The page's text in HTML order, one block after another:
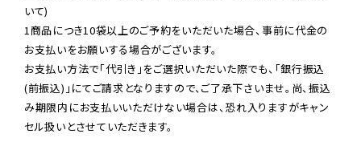
いて)
1商品につき10袋以上のご予約をいただいた場合、事前に代金の
お支払いをお願いする場合がございます。
お支払い方法で「代引き」をご選択いただいた際でも、「銀行振込
(前振込)」にてご請求となりますので、ご了承下さいませ。尚、振込
み期限内にお支払いいただけない場合は、恐れ入りますがキャン
セル扱いとさせていただきます。